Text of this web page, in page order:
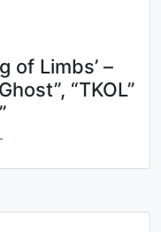
of Limbs’ –
“TKOL”